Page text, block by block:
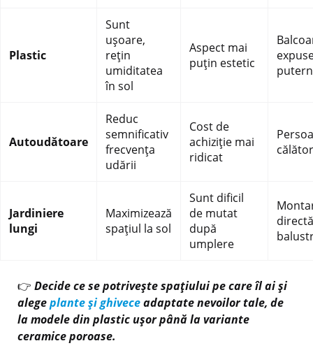
Plastic
Sunt
ușoare,
rețin
umiditatea
în sol
Aspect mai
puțin estetic
Autoudătoare
Reduc
semnificativ
frecvența
udării
Cost de
achiziție mai
ridicat
Jardiniere
lungi
Maximizează
spațiul la sol
Sunt dificil
de mutat
după
umplere
👉 Decide ce se potrivește spațiului pe care îl ai și
alegeplante și ghiveceadaptate nevoilor tale, de
la modele din plastic ușor până la variante
ceramice poroase.